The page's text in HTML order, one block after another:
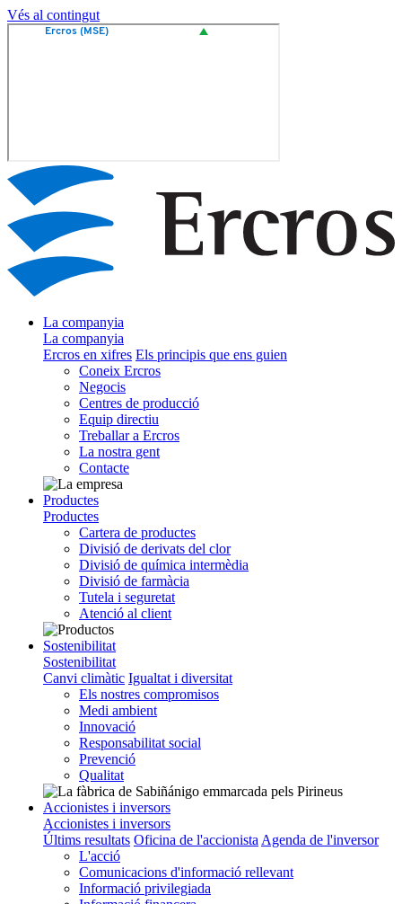
Vés al contingut
La companyia
La companyia
Ercros en xifres Els principis que ens guien
Coneix Ercros
Negocis
Centres de producció
Equip directiu
Treballar a Ercros
La nostra gent
Contacte
Productes
Productes
Cartera de productes
Divisió de derivats del clor
Divisió de química intermèdia
Divisió de farmàcia
Tutela i seguretat
Atenció al client
Sostenibilitat
Sostenibilitat
Canvi climàtic Igualtat i diversitat
Els nostres compromisos
Medi ambient
Innovació
Responsabilitat social
Prevenció
Qualitat
Accionistes i inversors
Accionistes i inversors
Últims resultats Oficina de l'accionista Agenda de l'inversor
L'acció
Comunicacions d'informació rellevant
Informació privilegiada